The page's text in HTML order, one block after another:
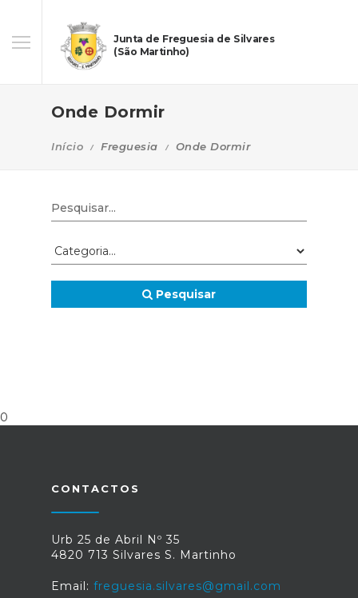
Junta de Freguesia de Silvares
(São Martinho)
Onde Dormir
Início Freguesia Onde Dormir
Pesquisar
0
CONTACTOS
Urb 25 de Abril Nº 35
4820 713 Silvares S. Martinho
Email: freguesia.silvares@gmail.com